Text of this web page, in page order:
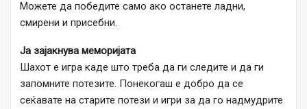
Можете да победите само ако останете ладни,
смирени и присебни.
Ја зајакнува меморијата
Шахот е игра каде што треба да ги следите и да ги
запомните потезите. Понекогаш е добро да се
сеќавате на старите потези и игри за да го надмудрите